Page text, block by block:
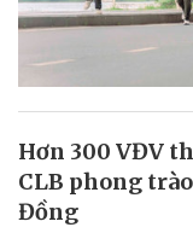
Hơn 300 VĐV
CLB phong
Đồng